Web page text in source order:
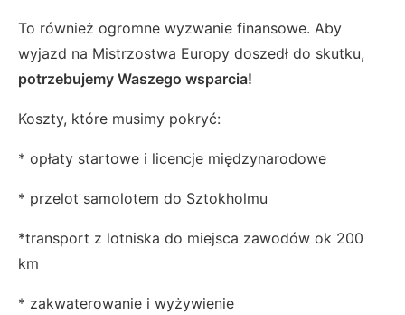
To również ogromne wyzwanie finansowe. Aby
wyjazd na Mistrzostwa Europy doszedł do skutku,
potrzebujemy Waszego wsparcia!
Koszty, które musimy pokryć:
* opłaty startowe i licencje międzynarodowe
* przelot samolotem do Sztokholmu
*transport z lotniska do miejsca zawodów ok 200
km
* zakwaterowanie i wyżywienie